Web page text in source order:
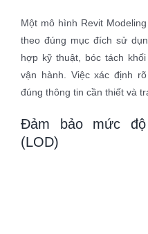
Một mô hình Revit
theo đúng mục đích sử
hợp kỹ thuật, bóc tách
vận hành. Việc xác định
đúng thông tin cần thiết và
Đảm bảo mức
(LOD)